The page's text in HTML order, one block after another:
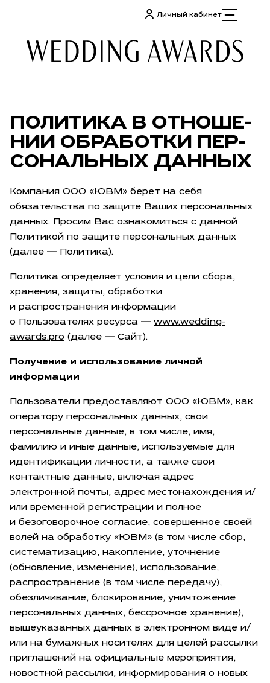
Личный кабинет
ПОЛИТИКА В ОТ­НО­ШЕ­
НИИ ОБРАБОТКИ ПЕР­
СО­НАЛЬ­НЫХ ДАННЫХ
Компания ООО «ЮВМ» берет на себя
обязательства по защите Ваших персональных
данных. Просим Вас ознакомиться с данной
Политикой по защите персональных данных
(далее — Политика).
Политика определяет условия и цели сбора,
хранения, защиты, обработки
и распространения информации
о Пользователях ресурса — www.wedding-
awards.pro (далее — Сайт).
Получение и использование личной
информации
Пользователи предоставляют ООО «ЮВМ», как
оператору персональных данных, свои
персональные данные, в том числе, имя,
фамилию и иные данные, используемые для
идентификации личности, а также свои
контактные данные, включая адрес
электронной почты, адрес местонахождения и/
или временной регистрации и полное
и безоговорочное согласие, совершенное своей
волей на обработку «ЮВМ» (в том числе сбор,
систематизацию, накопление, уточнение
(обновление, изменение), использование,
распространение (в том числе передачу),
обезличивание, блокирование, уничтожение
персональных данных, бессрочное хранение),
вышеуказанных данных в электронном виде и/
или на бумажных носителях для целей рассылки
приглашений на официальные мероприятия,
новостной рассылки, информирования о новых